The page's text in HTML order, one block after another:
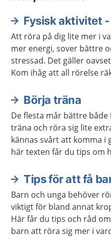
Fysisk aktivitet
Att röra på dig lite mer i
mer energi, sover bättre
stressad. Det gäller
Kom ihåg att all rörelse
Börja träna
De flesta mår bättre
träna och röra sig lite
kännas svårt att komma i
här texten får du tips om
Tips för att få
Barn och unga behöver
viktigt för bland annat
Här får du tips och råd
barn att röra sig mer i